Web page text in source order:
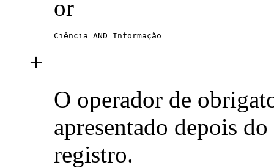
or
Ciência AND Informação
+
O operador de
apresentado depois
registro.